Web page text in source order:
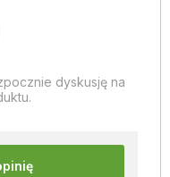
dyskusję na